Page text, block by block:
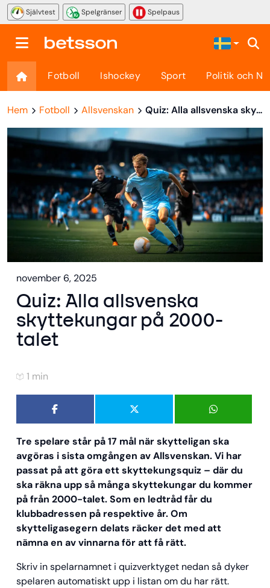
Självtest Spelgränser Spelpaus
Fotboll Ishockey Sport Politik och
Hem Fotboll Allsvenskan Quiz: Alla allsvenska skyttekungar på 2000-talet
november 6, 2025
Quiz: Alla allsvenska
skyttekungar på 2000-
talet
1 min
Tre spelare står på 17 mål när skytteligan ska
avgöras i sista omgången av Allsvenskan. Vi har
passat på att göra ett skyttekungsquiz – där du
ska räkna upp så många skyttekungar du kommer
på från 2000-talet. Som en ledtråd får du
klubbadressen på respektive år. Om
skytteligasegern delats räcker det med att
nämna en av vinnarna för att få rätt.
Skriv in spelarnamnet i quizverktyget nedan så dyker
spelaren automatiskt upp i listan om du har rätt.